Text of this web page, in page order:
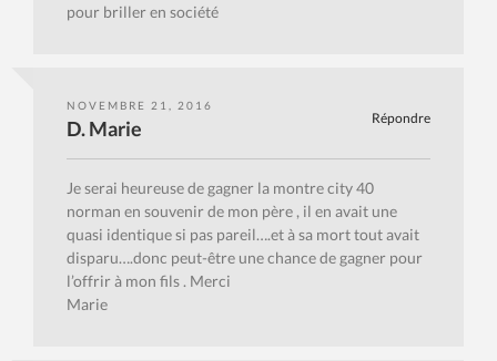
pour briller en société
NOVEMBRE 21, 2016
Répondre
D. Marie
Je serai heureuse de gagner la montre city 40
norman en souvenir de mon père , il en avait une
quasi identique si pas pareil….et à sa mort tout avait
disparu….donc peut-être une chance de gagner pour
l’offrir à mon fils . Merci
Marie